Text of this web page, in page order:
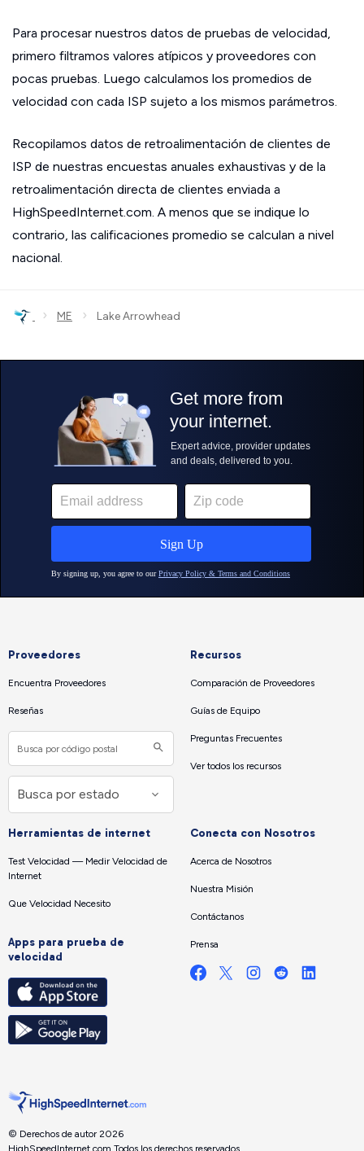
Para procesar nuestros datos de pruebas de velocidad,
primero filtramos valores atípicos y proveedores con
pocas pruebas. Luego calculamos los promedios de
velocidad con cada ISP sujeto a los mismos parámetros.
Recopilamos datos de retroalimentación de clientes de
ISP de nuestras encuestas anuales exhaustivas y de la
retroalimentación directa de clientes enviada a
HighSpeedInternet.com. A menos que se indique lo
contrario, las calificaciones promedio se calculan a nivel
nacional.
› ME › Lake Arrowhead
Proveedores
Encuentra Proveedores
Reseñas
Recursos
Comparación de Proveedores
Guías de Equipo
Preguntas Frecuentes
Ver todos los recursos
Herramientas de internet
Test Velocidad — Medir Velocidad de
Internet
Que Velocidad Necesito
Apps para prueba de
velocidad
Conecta con Nosotros
Acerca de Nosotros
Nuestra Misión
Contáctanos
Prensa
© Derechos de autor 2026
HighSpeedInternet.com. Todos los derechos reservados.